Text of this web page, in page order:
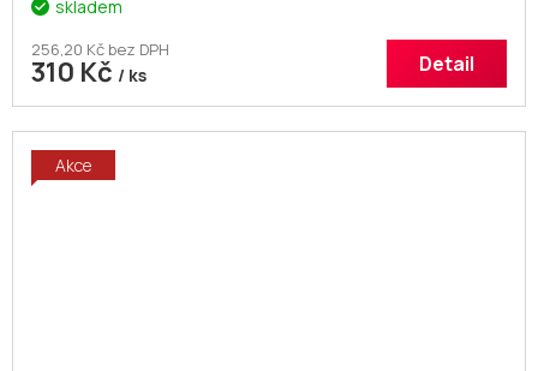
skladem
256,20 Kč bez DPH
310 Kč / ks Detail
Akce